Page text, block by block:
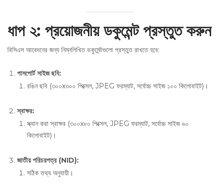
ধাপ ২: প্রয়োজনীয় ডকুমেন্ট প্রস্তুত করুন
বিসিএস আবেদনের জন্য নিম্নলিখিত ডকুমেন্টগুলো প্রস্তুত রাখতে হবে:
পাসপোর্ট সাইজ ছবি:
রঙিন ছবি (৩০০x৩০০ পিক্সেল, JPEG ফরম্যাট, সর্বোচ্চ সাইজ ১০০ কিলোবাইট)।
স্বাক্ষর:
স্ক্যান করা স্বাক্ষর (৩০০x৮০ পিক্সেল, JPEG ফরম্যাট, সর্বোচ্চ সাইজ ৬০
কিলোবাইট)।
জাতীয় পরিচয়পত্র (NID):
সঠিক তথ্য অনুযায়ী।